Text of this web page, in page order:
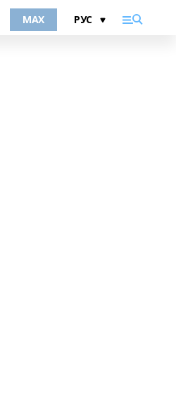
MAX